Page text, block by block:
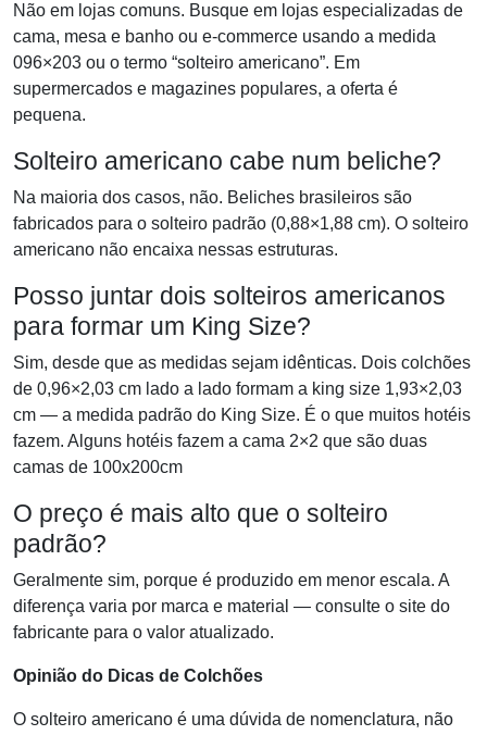
Não em lojas comuns. Busque em lojas especializadas de
cama, mesa e banho ou e-commerce usando a medida
096×203 ou o termo “solteiro americano”. Em
supermercados e magazines populares, a oferta é
pequena.
Solteiro americano cabe num beliche?
Na maioria dos casos, não. Beliches brasileiros são
fabricados para o solteiro padrão (0,88×1,88 cm). O solteiro
americano não encaixa nessas estruturas.
Posso juntar dois solteiros americanos
para formar um King Size?
Sim, desde que as medidas sejam idênticas. Dois colchões
de 0,96×2,03 cm lado a lado formam a king size 1,93×2,03
cm — a medida padrão do King Size. É o que muitos hotéis
fazem. Alguns hotéis fazem a cama 2×2 que são duas
camas de 100x200cm
O preço é mais alto que o solteiro
padrão?
Geralmente sim, porque é produzido em menor escala. A
diferença varia por marca e material — consulte o site do
fabricante para o valor atualizado.
Opinião do Dicas de Colchões
O solteiro americano é uma dúvida de nomenclatura, não